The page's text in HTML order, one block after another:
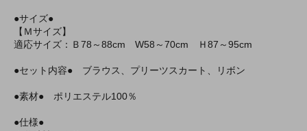
●サイズ●
【Ｍサイズ】
適応サイズ：Ｂ78～88cm W58～70cm Ｈ87～95cm
●セット内容● ブラウス、プリーツスカート、リボン
●素材● ポリエステル100％
●仕様●